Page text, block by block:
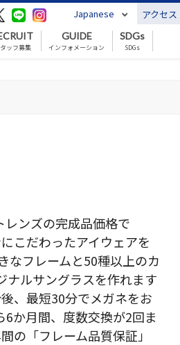
Japanese アクセス
ッフ募集
GUIDE
インフォメーション
SDGs
SDGs
ンズの完成品価格で
こだわったアイウェアを
なフレームと50種以上のカ
ナルサングラスを作れます
、最短30分でメガネをお
か月間、度数交換が2回ま
の「フレーム品質保証」